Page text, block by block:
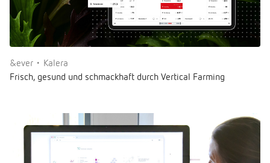
&ever • Kalera
Frisch, gesund und schmackhaft durch Vertical Farming